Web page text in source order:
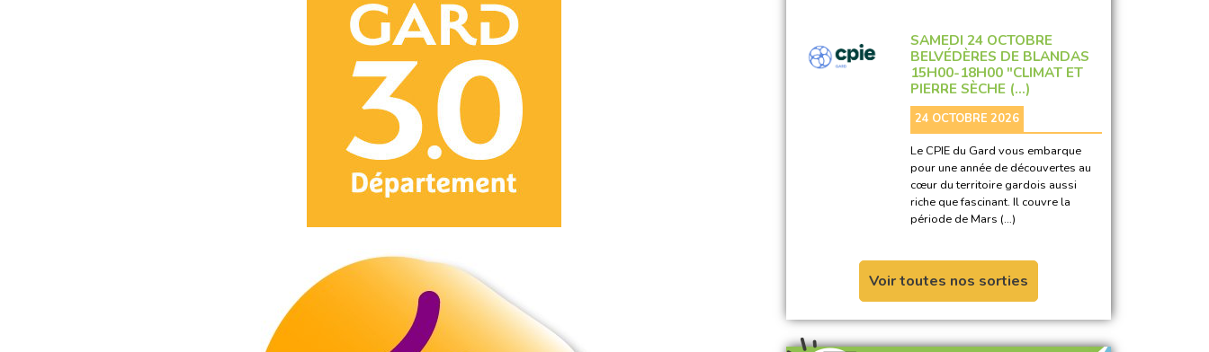
SAMEDI 24 OCTOBRE
BELVÉDÈRES DE BLANDAS
15H00-18H00 "CLIMAT ET
PIERRE SÈCHE (…)
24 OCTOBRE 2026
Le CPIE du Gard vous embarque
pour une année de découvertes au
cœur du territoire gardois aussi
riche que fascinant. Il couvre la
période de Mars (…)
Voir toutes nos sorties